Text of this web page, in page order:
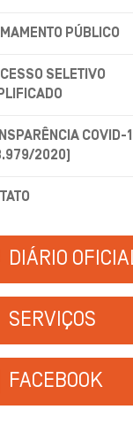
PÚBLICO
SELETIVO
COVID-
2020)
DIÁRIO
SERVIÇOS
FACEBOOK